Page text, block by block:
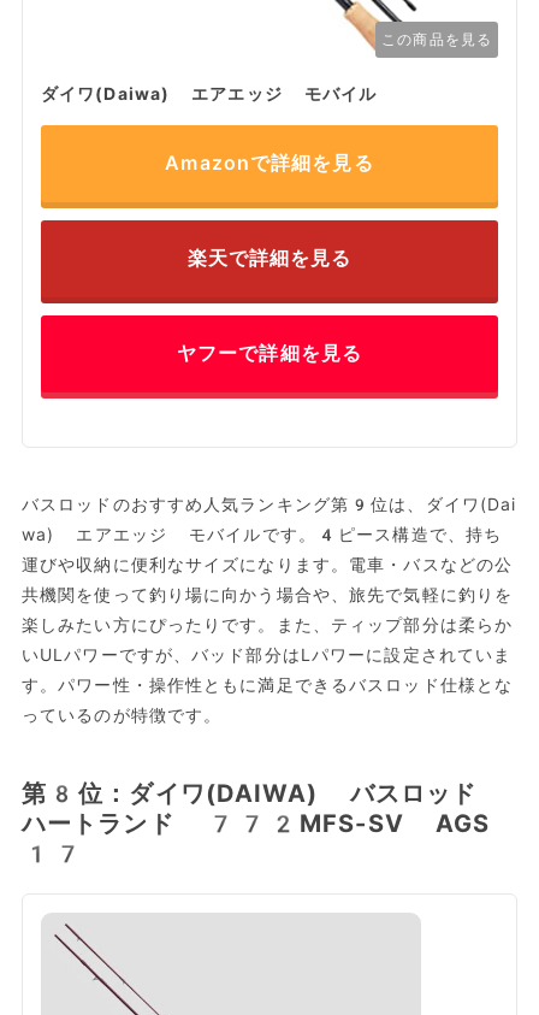
この商品を見る
ダイワ(Daiwa) エアエッジ モバイル
Amazonで詳細を見る
楽天で詳細を見る
ヤフーで詳細を見る
バスロッドのおすすめ人気ランキング第9位は、ダイワ(Dai
wa) エアエッジ モバイルです。4ピース構造で、持ち
運びや収納に便利なサイズになります。電車・バスなどの公
共機関を使って釣り場に向かう場合や、旅先で気軽に釣りを
楽しみたい方にぴったりです。また、ティップ部分は柔らか
いULパワーですが、バッド部分はLパワーに設定されていま
す。パワー性・操作性ともに満足できるバスロッド仕様とな
っているのが特徴です。
第8位：ダイワ(DAIWA) バスロッド
ハートランド 772MFS-SV AGS
17